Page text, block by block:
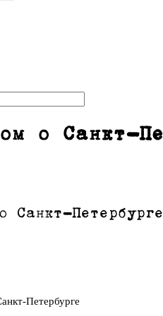
о Санкт-
Санкт-Петербурге
Петербурге